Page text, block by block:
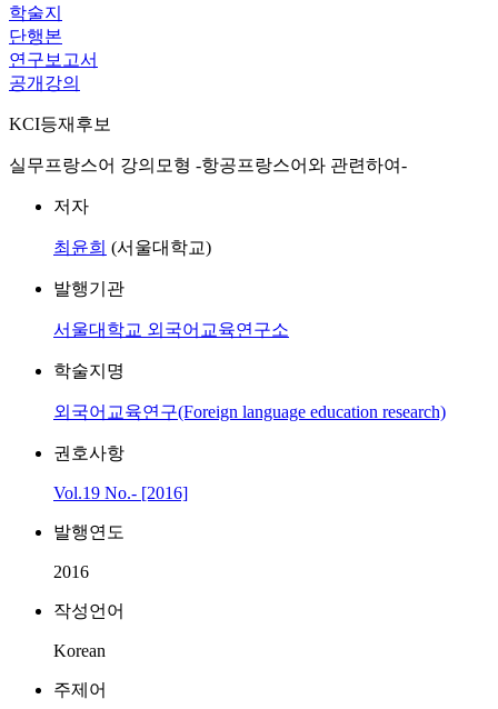
학술지
단행본
연구보고서
공개강의
KCI등재후보
실무프랑스어 강의모형 -항공프랑스어와 관련하여-
저자
최윤희 (서울대학교)
발행기관
서울대학교 외국어교육연구소
학술지명
외국어교육연구(Foreign language education research)
권호사항
Vol.19 No.- [2016]
발행연도
2016
작성언어
Korean
주제어